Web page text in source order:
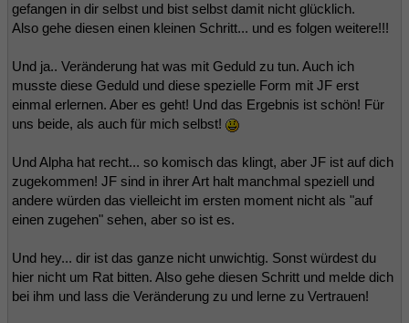
gefangen in dir selbst und bist selbst damit nicht glücklich.
Also gehe diesen einen kleinen Schritt... und es folgen weitere!!!
Und ja.. Veränderung hat was mit Geduld zu tun. Auch ich
musste diese Geduld und diese spezielle Form mit JF erst
einmal erlernen. Aber es geht! Und das Ergebnis ist schön! Für
uns beide, als auch für mich selbst!
Und Alpha hat recht... so komisch das klingt, aber JF ist auf dich
zugekommen! JF sind in ihrer Art halt manchmal speziell und
andere würden das vielleicht im ersten moment nicht als "auf
einen zugehen" sehen, aber so ist es.
Und hey... dir ist das ganze nicht unwichtig. Sonst würdest du
hier nicht um Rat bitten. Also gehe diesen Schritt und melde dich
bei ihm und lass die Veränderung zu und lerne zu Vertrauen!